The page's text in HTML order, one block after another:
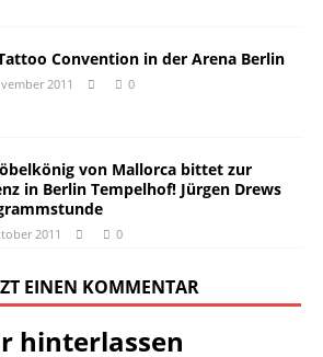
Convention in der Arena Berlin
2011 0
von Mallorca bittet zur
in Berlin Tempelhof! Jürgen Drews
2011 0
EINEN KOMMENTAR
hinterlassen